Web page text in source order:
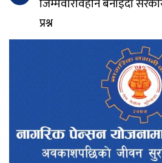
जिम्मेवारविहीन बनाइदा
प्रश्न